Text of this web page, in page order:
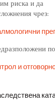
риска и да
чрез:
и